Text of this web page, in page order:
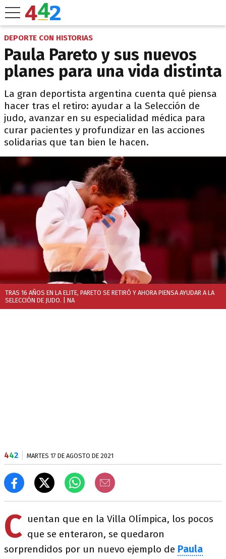
DEPORTE CON HISTORIAS
Paula Pareto y sus nuevos
planes para una vida distinta
La gran deportista argentina cuenta qué piensa
hacer tras el retiro: ayudar a la Selección de
judo, avanzar en su especialidad médica para
curar pacientes y profundizar en las acciones
solidarias que tan bien le hacen.
TRAS 16 AÑOS EN LA ELITE, PARETO SE RETIRÓ Y AHORA PIENSA AYUDAR A LA
SELECCIÓN DE JUDO. | NA
442 MARTES 17 DE AGOSTO DE 2021
C uentan que en la Villa Olímpica, los pocos
que se enteraron, se quedaron
sorprendidos por un nuevo ejemplo de Paula